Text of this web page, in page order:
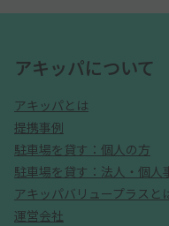
アキッパについて
アキッパとは
提携事例
駐車場を貸す：個人の方
駐車場を貸す：法人・個人
アキッパバリュープラスと
運営会社